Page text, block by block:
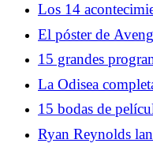
Los 14
los geeks
El póster de
increíble historia
15 grandes
ver una vez
La Odisea
hacia el mayor
15 bodas de
opondríamos
Ryan Reynolds